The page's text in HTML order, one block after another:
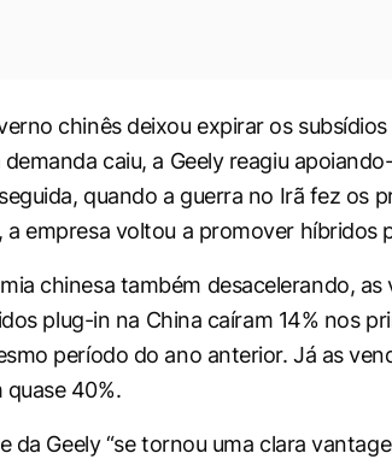
chinês deixou expirar os
caiu, a Geely reagiu
quando a guerra no Irã fez os
a empresa voltou a promover híbridos
chinesa também desacelerando,
plug-in na China caíram 14% nos
período do ano anterior. Já as
quase 40%.
da Geely “se tornou uma clara